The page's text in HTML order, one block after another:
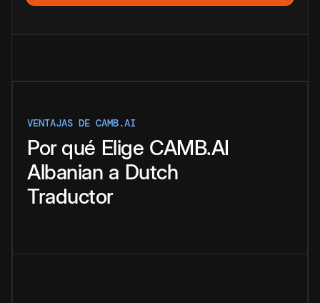
VENTAJAS DE CAMB.AI
Por qué Elige CAMB.AI
Albanian a Dutch
Traductor